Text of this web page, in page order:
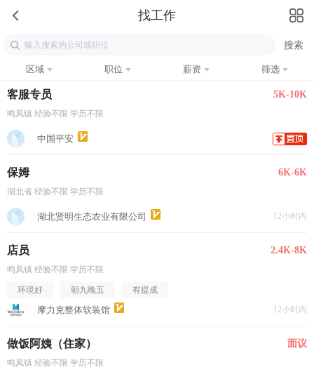
找工作
区域 职位 薪资 筛选
客服专员 5K-10K
鸣凤镇 经验不限 学历不限
中国平安
保姆 6K-6K
湖北省 经验不限 学历不限
湖北贤明生态农业有限公司 12小时内
店员 2.4K-8K
鸣凤镇 经验不限 学历不限
环境好 朝九晚五 有提成
摩力克整体软装馆 12小时内
做饭阿姨（住家） 面议
鸣凤镇 经验不限 学历不限